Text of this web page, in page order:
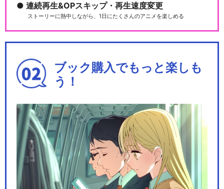
連続再生&OPスキップ・再生速度変更
ストーリーに熱中しながら、1日にたくさんのアニメを楽しめる
ブック購入でもっと楽しも
う！